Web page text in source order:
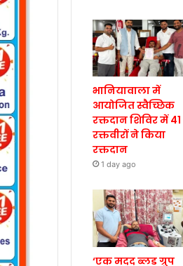
भानियावाला में
आयोजित स्वैच्छिक
रक्तदान शिविर में 41
रक्तवीरों ने किया
रक्तदान
1 day ago
‘एक मदद ब्लड ग्रुप